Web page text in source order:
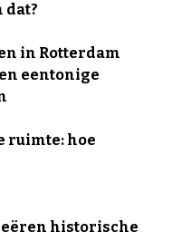
dat?
in Rotterdam
eentonige
ruimte: hoe
historische